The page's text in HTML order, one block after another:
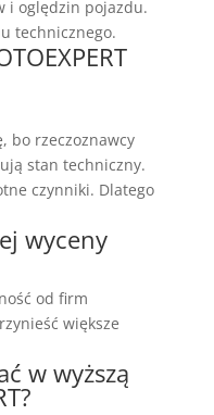
i oględzin pojazdu.
technicznego.
bo rzeczoznawcy
stan techniczny.
czynniki. Dlatego
wyceny
od firm
większe
w wyższą